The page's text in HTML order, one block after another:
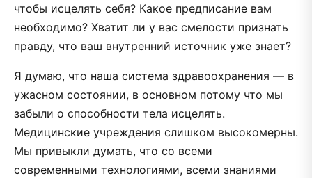
чтобы исцелять себя? Какое предписание вам
необходимо? Хватит ли у вас смелости признать
правду, что ваш внутренний источник уже знает?
Я думаю, что наша система здравоохранения — в
ужасном состоянии, в основном потому что мы
забыли о способности тела исцелять.
Медицинские учреждения слишком высокомерны.
Мы привыкли думать, что со всеми
современными технологиями, всеми знаниями